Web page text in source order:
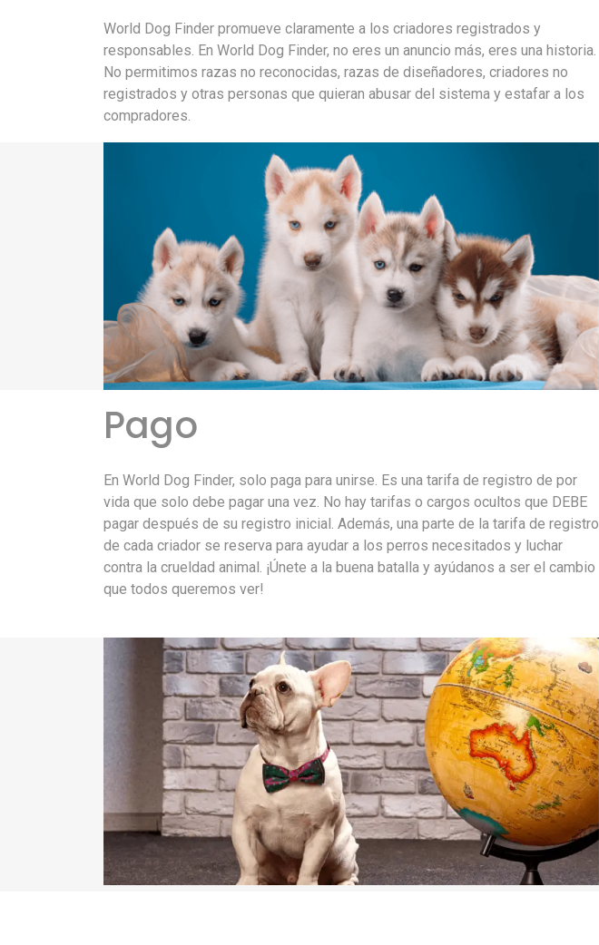
World Dog Finder promueve claramente a los criadores registrados y
responsables. En World Dog Finder, no eres un anuncio más, eres una historia.
No permitimos razas no reconocidas, razas de diseñadores, criadores no
registrados y otras personas que quieran abusar del sistema y estafar a los
compradores.
Pago
En World Dog Finder, solo paga para unirse. Es una tarifa de registro de por
vida que solo debe pagar una vez. No hay tarifas o cargos ocultos que DEBE
pagar después de su registro inicial. Además, una parte de la tarifa de registro
de cada criador se reserva para ayudar a los perros necesitados y luchar
contra la crueldad animal. ¡Únete a la buena batalla y ayúdanos a ser el cambio
que todos queremos ver!